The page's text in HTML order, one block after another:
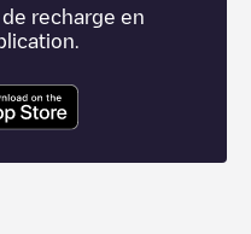
recharge en